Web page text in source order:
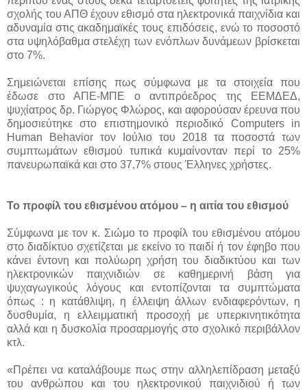
σχολής του ΑΠΘ έχουν εθισμό στα ηλεκτρονικά παιχνίδια και
αδυναμία στις ακαδημαϊκές τους επιδόσεις, ενώ το ποσοστό
στα υψηλόβαθμα στελέχη των ενόπλων δυνάμεων βρίσκεται
στο 7%.
Σημειώνεται επίσης πως σύμφωνα με τα στοιχεία που
έδωσε στο ΑΠΕ-ΜΠΕ ο αντιπρόεδρος της ΕΕΜΔΕΔ,
ψυχίατρος δρ. Γιώργος Φλώρος, και αφορούσαν έρευνα που
δημοσιεύτηκε στο επιστημονικό περιοδικό Computers in
Human Behavior τον Ιούλιο του 2018 τα ποσοστά των
συμπτωμάτων εθισμού τυπικά κυμαίνονταν περί το 25%
πανευρωπαϊκά και στο 37,7% στους Έλληνες χρήστες.
Το προφίλ του εθισμένου ατόμου – η αιτία του εθισμού
Σύμφωνα με τον κ. Σιώμο το προφίλ του εθισμένου ατόμου
στο διαδίκτυο σχετίζεται με εκείνο το παιδί ή τον έφηβο που
κάνει έντονη και πολύωρη χρήση του διαδικτύου και των
ηλεκτρονικών παιχνιδιών σε καθημερινή βάση για
ψυχαγωγικούς λόγους και εντοπίζονται τα συμπτώματα
όπως : η κατάθλιψη, η έλλειψη άλλων ενδιαφερόντων, η
δυσθυμία, η ελλειμματική προσοχή με υπερκινητικότητα
αλλά και η δυσκολία προσαρμογής στο σχολικό περιβάλλον
κτλ.
«Πρέπει να καταλάβουμε πως στην αλληλεπίδραση μεταξύ
του ανθρώπου και του ηλεκτρονικού παιχνιδιού ή των